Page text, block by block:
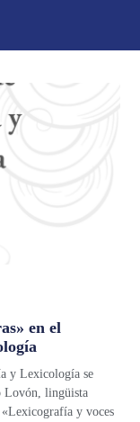
en el
y Lexicología se
Lovón, lingüista
y voces